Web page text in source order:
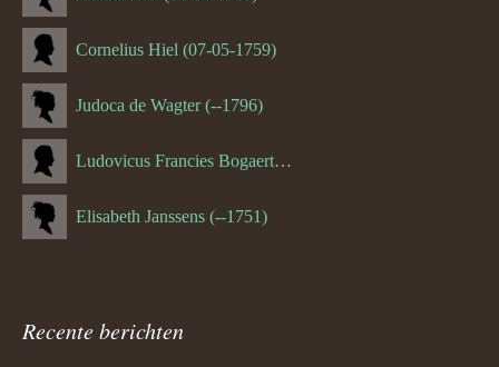
Cornelius Hiel (07-05-1759)
Judoca de Wagter (--1796)
Ludovicus Francies Bogaert (--1825)
Elisabeth Janssens (--1751)
Recente berichten